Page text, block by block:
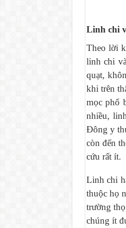
Linh chi
Theo lời
linh chi
quạt,
khi trên
mọc phổ
nhiều,
Đông y
còn đến
cứu rất ít.
Linh chi
thuộc họ
trường
chúng ít